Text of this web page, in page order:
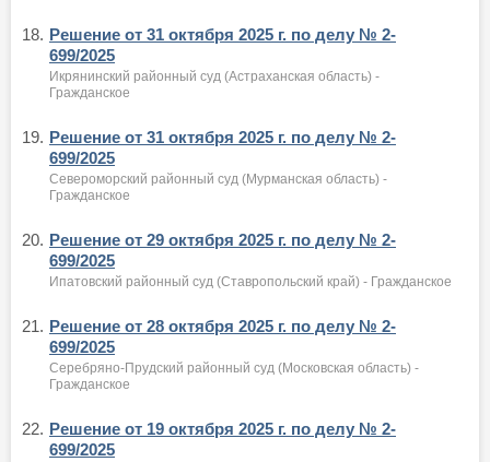
18. Решение от 31 октября 2025 г. по делу № 2-
699/2025
Икрянинский районный суд (Астраханская область) -
Гражданское
19. Решение от 31 октября 2025 г. по делу № 2-
699/2025
Североморский районный суд (Мурманская область) -
Гражданское
20. Решение от 29 октября 2025 г. по делу № 2-
699/2025
Ипатовский районный суд (Ставропольский край) - Гражданское
21. Решение от 28 октября 2025 г. по делу № 2-
699/2025
Серебряно-Прудский районный суд (Московская область) -
Гражданское
22. Решение от 19 октября 2025 г. по делу № 2-
699/2025